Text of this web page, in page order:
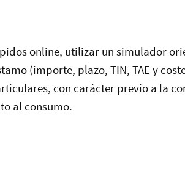
online, utilizar un simulador
(importe, plazo, TIN, TAE y
con carácter previo a la
al consumo.